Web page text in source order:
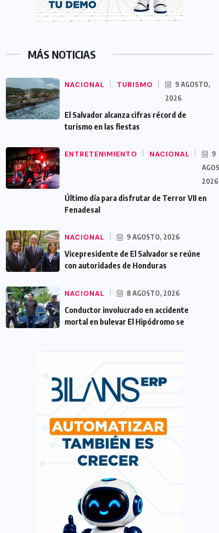
MÁS NOTICIAS
NACIONAL TURISMO
9 AGOSTO,
2026
El Salvador alcanza cifras récord de
turismo en las fiestas
ENTRETENIMIENTO NACIONAL
9
2026
Último día para disfrutar de Terror VII en
Fenadesal
NACIONAL 9 AGOSTO, 2026
Vicepresidente de El Salvador se reúne
con autoridades de Honduras
NACIONAL 8 AGOSTO, 2026
Conductor involucrado en accidente
mortal en bulevar El Hipódromo se